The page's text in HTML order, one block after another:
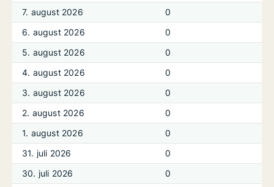
7. august 2026
0
6. august 2026
0
5. august 2026
0
4. august 2026
0
3. august 2026
0
2. august 2026
0
1. august 2026
0
31. juli 2026
0
30. juli 2026
0